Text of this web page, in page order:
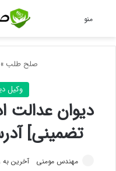
منو
صلح طلب »
وکیل
دیوان
تضمینی]
مهندس مومنی آخرین به روز